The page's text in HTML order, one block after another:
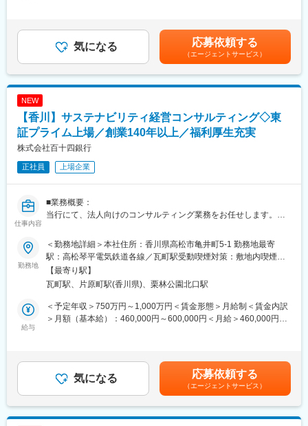
本部営業部門の中核を担うコンサルティング部において、経験や
知識を活かしてプロフェッショナル人材を目指せる環境です。
コンサルティング部は、外部出向経験者やキャリア採用者等の多
■業務詳細：
◇ 背景
グローバル化が進む中、海外からの調達や海外向けの販売、海外
必要となってきています。
・海外の市場調査をしたい
・海外から製品、部品などを調達したい
・海外に現地法人を設立したい
・海外現地法人の再編を検討している
◇ サポート内容
討段階から伴走支援を実施し、海外ビジネスに関する課題解決を
サポートします。
ベトナム現地法人 HBCV（百十四ビジネスコンサルティングベト
ナム）を2023年10月に新設し、サービスの充実を図っています。
さい）
目安の金額であり、選考を通じて上下する可能性があります。月
給(月額)は固定手当を含めた表記です。
気になる 応募依頼する
（エージェントサービス）
NEW
【香川】サステナビリティ経営コンサルティング◇東
証プライム上場／創業140年以上／福利厚生充実
株式会社百十四銀行
正社員 上場企業
仕事内容
■業務概要：
当行にて、法人向けのコンサルティング業務をお任せします。主
です。
本部営業部門の中核を担うコンサルティング部において、経験や
知識を活かしてプロフェッショナル人材を目指せる環境です。
コンサルティング部は、外部出向経験者やキャリア採用者等の多
様なスキルと経験を持つ人材が多数所属するプロフェッショナル
部門です。
マネジメントではなく、プレイヤーとしての求人を募集します。
サステナビリティ経営は、持続可能な社会の実現に向けて、事業
活動を通じて、社会的課題解決に貢献する社会価値と収益を生み
出す経済価値の創出を目指すものです。サステナビリティの考え
勤務地
＜勤務地詳細＞本社住所：香川県高松市亀井町5-1 勤務地最寄
駅：高松琴平電気鉄道各線／瓦町駅受動喫煙対策：敷地内喫煙可
能場所あり変更の範囲：当行の定める本支店・本部、関連会社等
【最寄り駅】
瓦町駅、片原町駅(香川県)、栗林公園北口駅
給与
＜予定年収＞750万円～1,000万円＜賃金形態＞月給制＜賃金内訳
＞月額（基本給）：460,000円～600,000円＜月給＞460,000円～
目安の金額であり、選考を通じて上下する可能性があります。月
給(月額)は固定手当を含めた表記です。
気になる 応募依頼する
（エージェントサービス）